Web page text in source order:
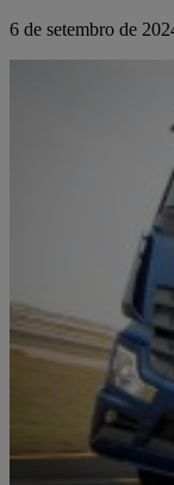
6 de setembro de